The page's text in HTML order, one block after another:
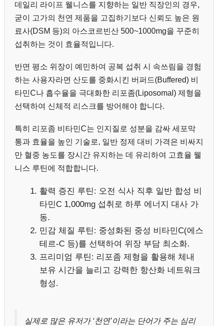
데일리 라이프 웰니스를 지향하는 일반 직장인의 경우,
굳이 고가의 천연 제품을 고집하기보다 신뢰도 높은 원
료사(DSM 등)의 아스코르빈산 500~1000mg을 꾸준히
섭취하는 것이 효율적입니다.
반면 평소 위장이 예민하여 공복 섭취 시 속쓰림을 경험
하는 사용자라면 산도를 중화시킨 버퍼드(Buffered) 비
타민C나 흡수율을 극대화한 리포좀(Liposomal) 제형을
선택하여 신체적 리스크를 방어해야 합니다.
특히 리포좀 비타민C는 인지질로 성분을 감싸 세포막
통과 효율을 높인 기술로, 일반 정제 대비 가격은 비싸지
만 혈중 농도를 장시간 유지하는 데 유리하여 고효율 웰
니스 루틴에 적합합니다.
활력 증진 루틴: 오전 식사 직후 일반 합성 비
타민C 1,000mg 섭취로 하루 에너지 대사 가
동.
민감 체질 루틴: 중성화된 중성 비타민C(에스
테르-C 등)를 선택하여 위장 부담 최소화.
프리미엄 루틴: 리포좀 제형을 활용해 체내
보유 시간을 늘리고 강력한 항산화 네트워크
형성.
실제로 많은 유저가 ‘천연’이라는 단어가 주는 심리